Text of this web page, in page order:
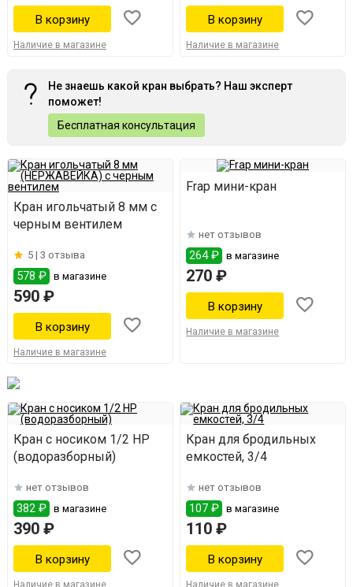
Наличие в магазине Наличие в магазине
Не знаешь какой кран выбрать? Наш эксперт
поможет!
Бесплатная консультация
Кран игольчатый 8 мм с
черным вентилем
5 | 3 отзыва
578 ₽ в магазине
590 ₽
Наличие в магазине
Frap мини-кран
нет отзывов
264 ₽ в магазине
270 ₽
Наличие в магазине
Кран с носиком 1/2 НР
(водоразборный)
нет отзывов
382 ₽ в магазине
390 ₽
Наличие в магазине
Кран для бродильных
емкостей, 3/4
нет отзывов
107 ₽ в магазине
110 ₽
Наличие в магазине